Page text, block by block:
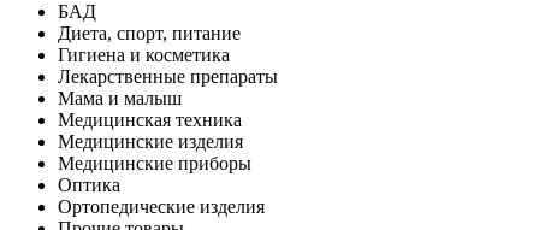
БАД
Диета, спорт, питание
Гигиена и косметика
Лекарственные препараты
Мама и малыш
Медицинская техника
Медицинские изделия
Медицинские приборы
Оптика
Ортопедические изделия